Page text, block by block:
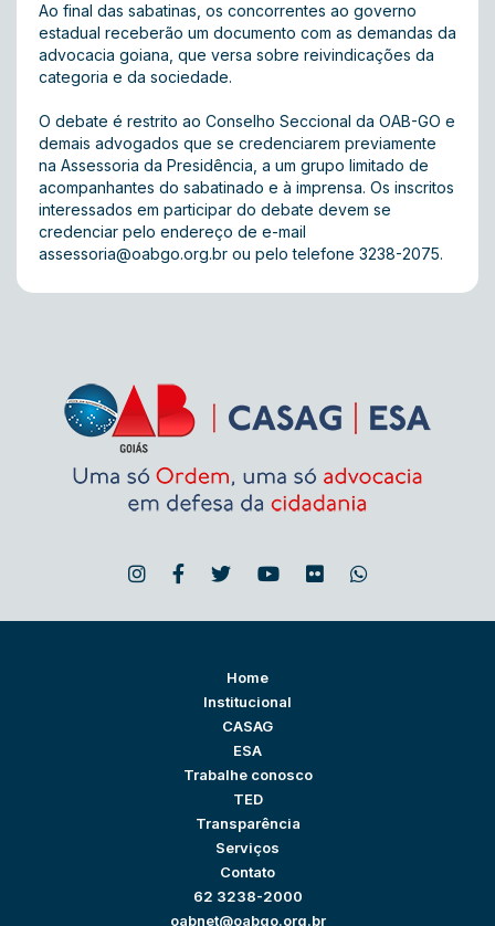
Ao final das sabatinas, os concorrentes ao governo
estadual receberão um documento com as demandas da
advocacia goiana, que versa sobre reivindicações da
categoria e da sociedade.
O debate é restrito ao Conselho Seccional da OAB-GO e
demais advogados que se credenciarem previamente
na Assessoria da Presidência, a um grupo limitado de
acompanhantes do sabatinado e à imprensa. Os inscritos
interessados em participar do debate devem se
credenciar pelo endereço de e-mail
assessoria@oabgo.org.br ou pelo telefone 3238-2075.
Home
Institucional
CASAG
ESA
Trabalhe conosco
TED
Transparência
Serviços
Contato
62 3238-2000
oabnet@oabgo.org.br